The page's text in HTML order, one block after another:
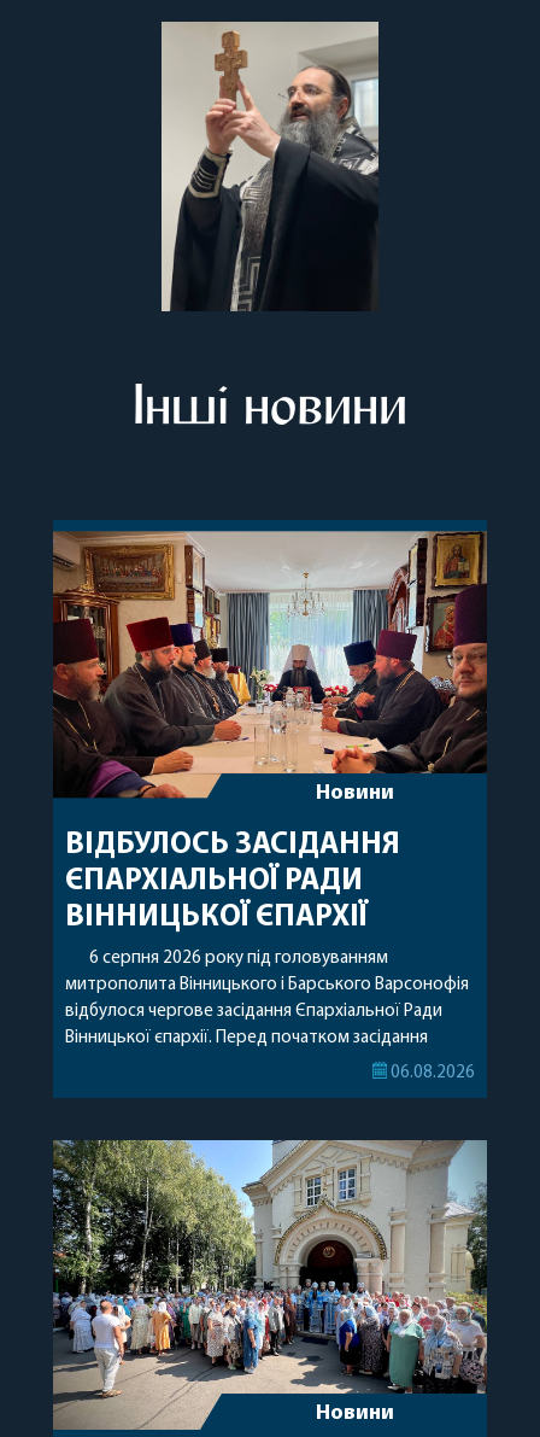
Інші новини
Новини
ВІДБУЛОСЬ ЗАСІДАННЯ
ЄПАРХІАЛЬНОЇ РАДИ
ВІННИЦЬКОЇ ЄПАРХІЇ
6 серпня 2026 року під головуванням
митрополита Вінницького і Барського Варсонофія
відбулося чергове засідання Єпархіальної Ради
Вінницької єпархії. Перед початком засідання
секретар Єпархіальної Ради від імені членів Ради
побажавши йому міцного здоров’я, Божої
допомоги, миру, духовної радості та
благословенних успіхів у подальшому
архіпастирському служінні. […]
06.08.2026
Новини